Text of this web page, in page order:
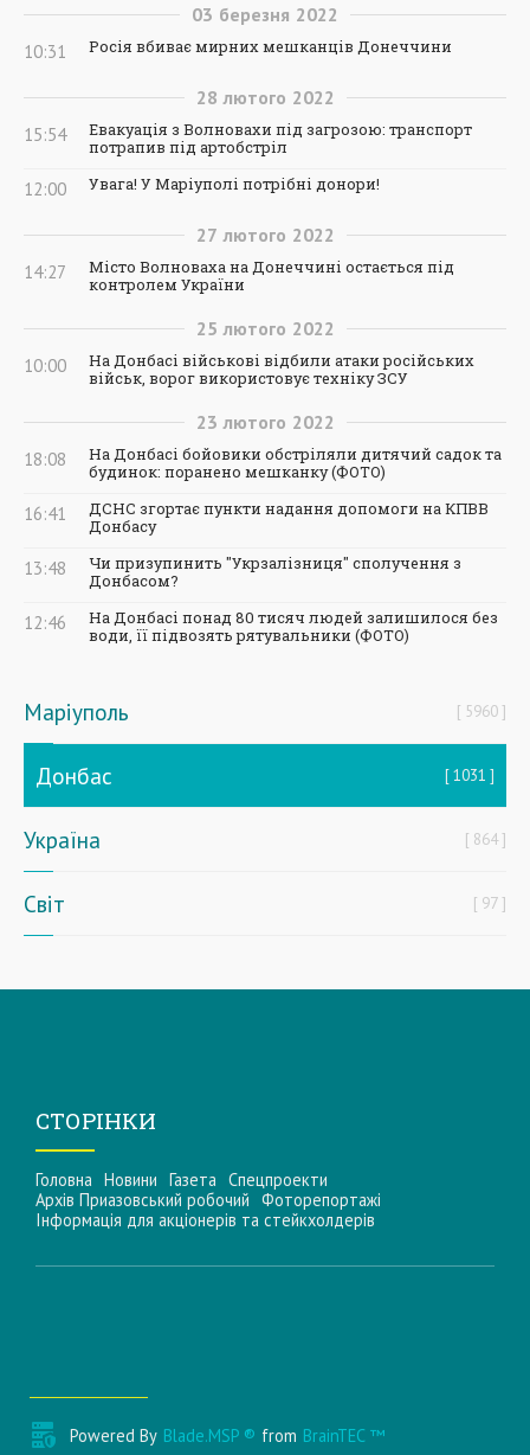
03 березня 2022
10:31 Росія вбиває мирних мешканців Донеччини
28 лютого 2022
15:54
Евакуація з Волновахи під загрозою: транспорт
потрапив під артобстріл
12:00 Увага! У Маріуполі потрібні донори!
27 лютого 2022
14:27
Місто Волноваха на Донеччині остається під
контролем України
25 лютого 2022
10:00
На Донбасі військові відбили атаки російських
військ, ворог використовує техніку ЗСУ
23 лютого 2022
18:08
На Донбасі бойовики обстріляли дитячий садок та
будинок: поранено мешканку (ФОТО)
16:41
ДСНС згортає пункти надання допомоги на КПВВ
Донбасу
13:48
Чи призупинить "Укрзалізниця" сполучення з
Донбасом?
12:46
На Донбасі понад 80 тисяч людей залишилося без
води, її підвозять рятувальники (ФОТО)
Маріуполь 5960
Донбас 1031
Україна 864
Світ 97
СТОРІНКИ
Головна Новини Газета Спецпроекти
Архів Приазовський робочий Фоторепортажі
Інформацiя для акцiонерiв та стейкхолдерiв
Powered By Blade.MSP ® from BrainTEC ™